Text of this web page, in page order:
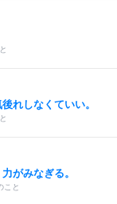
れしなくていい。
がみなぎる。
こと